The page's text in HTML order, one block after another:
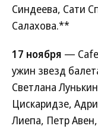
Синдеева, Сати
Салахова.**
17 ноября —
ужин звезд
Светлана
Цискаридзе,
Лиепа, Петр